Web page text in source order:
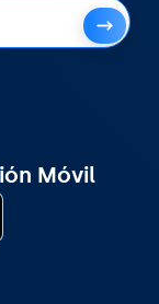
Móvil